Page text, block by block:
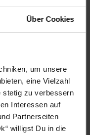
Über Cookies
um unsere
eine Vielzahl
stetig zu verbessern
Interessen auf
Partnerseiten
willigst Du in die
&